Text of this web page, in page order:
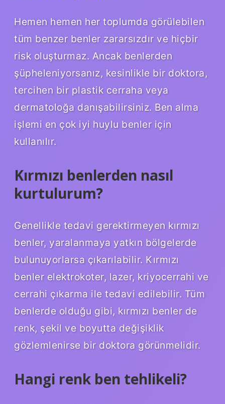
Hemen hemen her toplumda görülebilen
tüm benzer benler zararsızdır ve hiçbir
risk oluşturmaz. Ancak benlerden
şüpheleniyorsanız, kesinlikle bir doktora,
tercihen bir plastik cerraha veya
dermatoloğa danışabilirsiniz. Ben alma
işlemi en çok iyi huylu benler için
kullanılır.
Kırmızı benlerden nasıl
kurtulurum?
Genellikle tedavi gerektirmeyen kırmızı
benler, yaralanmaya yatkın bölgelerde
bulunuyorlarsa çıkarılabilir. Kırmızı
benler elektrokoter, lazer, kriyocerrahi ve
cerrahi çıkarma ile tedavi edilebilir. Tüm
benlerde olduğu gibi, kırmızı benler de
renk, şekil ve boyutta değişiklik
gözlemlenirse bir doktora görünmelidir.
Hangi renk ben tehlikeli?